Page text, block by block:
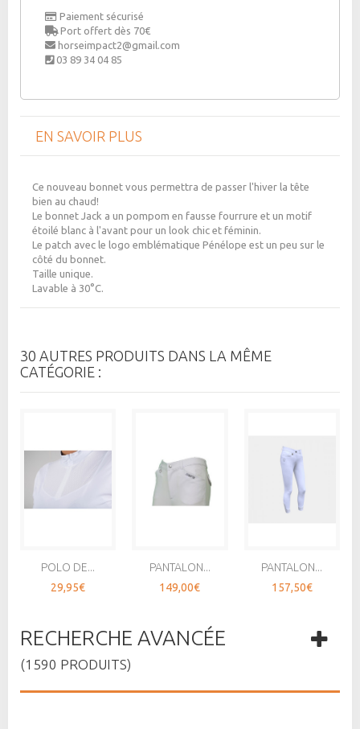
Paiement sécurisé
Port offert dès 70€
horseimpact2@gmail.com
03 89 34 04 85
EN SAVOIR PLUS
Ce nouveau bonnet vous permettra de passer l'hiver la tête
bien au chaud!
Le bonnet Jack a un pompom en fausse fourrure et un motif
étoilé blanc à l'avant pour un look chic et féminin.
Le patch avec le logo emblématique Pénélope est un peu sur le
côté du bonnet.
Taille unique.
Lavable à 30°C.
30 AUTRES PRODUITS DANS LA MÊME
CATÉGORIE :
POLO DE...
29,95€
PANTALON...
149,00€
PANTALON...
157,50€
RECHERCHE AVANCÉE
(1590 PRODUITS)